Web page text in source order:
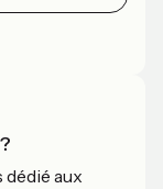
dédié aux